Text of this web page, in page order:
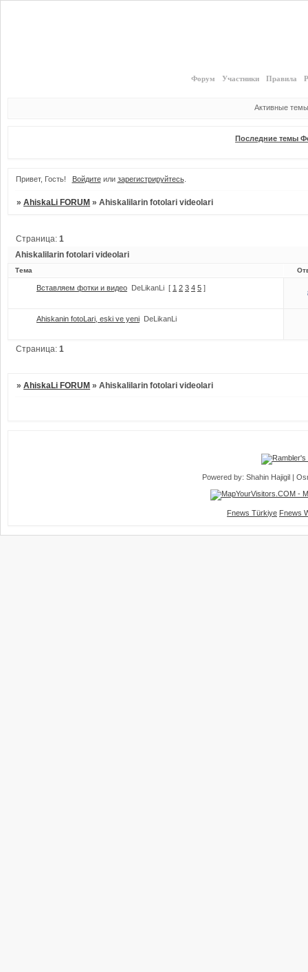
Форум Участники Правила
Активные темы
Последние темы
Привет, Гость! Войдитеили зарегистрируйтесь.
»AhiskaLi FORUM »Ahiskalilarin fotolari videolari
Ahiskalilarin fotolari videolari
Страница:1
Тема
Вставляем фотки и видео DeLikanLi [ 1 2 3 4 5 ]
Ahiskanin fotoLari, eski ve yeni DeLikanLi
Страница:1
»AhiskaLi FORUM »Ahiskalilarin fotolari videolari
Powered by: Shahin Hajigil |
Fnews Türkiye Fnews